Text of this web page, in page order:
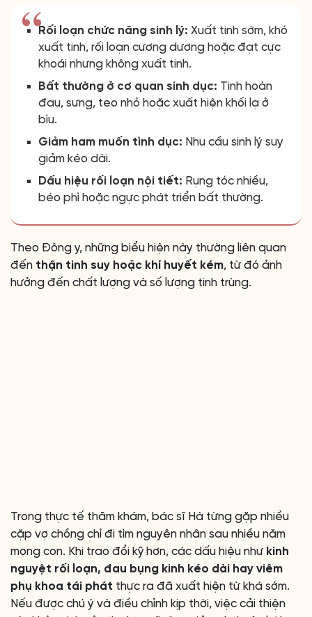
Rối loạn chức năng sinh lý: Xuất tinh sớm, khó
xuất tinh, rối loạn cương dương hoặc đạt cực
khoái nhưng không xuất tinh.
Bất thường ở cơ quan sinh dục: Tinh hoàn
đau, sưng, teo nhỏ hoặc xuất hiện khối lạ ở
bìu.
Giảm ham muốn tình dục: Nhu cầu sinh lý suy
giảm kéo dài.
Dấu hiệu rối loạn nội tiết: Rụng tóc nhiều,
béo phì hoặc ngực phát triển bất thường.
Theo Đông y, những biểu hiện này thường liên quan
đến thận tinh suy hoặc khí huyết kém, từ đó ảnh
hưởng đến chất lượng và số lượng tinh trùng.
Trong thực tế thăm khám, bác sĩ Hà từng gặp nhiều
cặp vợ chồng chỉ đi tìm nguyên nhân sau nhiều năm
mong con. Khi trao đổi kỹ hơn, các dấu hiệu như kinh
nguyệt rối loạn, đau bụng kinh kéo dài hay viêm
phụ khoa tái phát thực ra đã xuất hiện từ khá sớm.
Nếu được chú ý và điều chỉnh kịp thời, việc cải thiện